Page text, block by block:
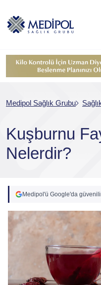
Medipol Sağlık Grubu
Kuşburnu
Nelerdir?
Medipol'ü Google'da